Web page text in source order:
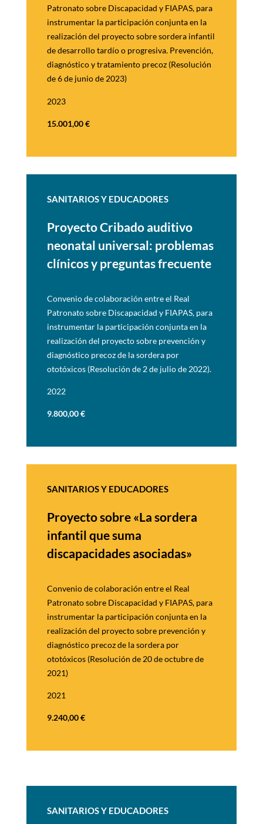
Patronato sobre Discapacidad y FIAPAS, para
instrumentar la participación conjunta en la
realización del proyecto sobre sordera infantil
dedesarrollo tardío o progresiva. Prevención,
diagnóstico y tratamiento precoz (Resolución
de 6de junio de 2023)
2023
15.001,00 €
SANITARIOS Y EDUCADORES
Proyecto Cribado auditivo
neonatal universal: problemas
clínicos y preguntas frecuente
Convenio de colaboración entre el Real
Patronato sobre Discapacidad y FIAPAS, para
instrumentar la participación conjunta en la
realización del proyecto sobre prevención y
diagnóstico precoz de la sordera por
ototóxicos (Resolución de 2 de julio de 2022).
2022
9.800,00€
SANITARIOS Y EDUCADORES
Proyecto sobre «La sordera
infantil que suma
discapacidadesasociadas»
Convenio de colaboración entre el Real
Patronato sobre Discapacidad y FIAPAS, para
instrumentar la participación conjunta en la
realización del proyecto sobre prevención y
diagnóstico precoz de la sordera por
ototóxicos (Resolución de 20 de octubre de
2021)
2021
9.240,00€
SANITARIOS Y EDUCADORES